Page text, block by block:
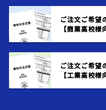
ご注文ご希望
【商業高校様
ご注文ご希望
【工業高校様